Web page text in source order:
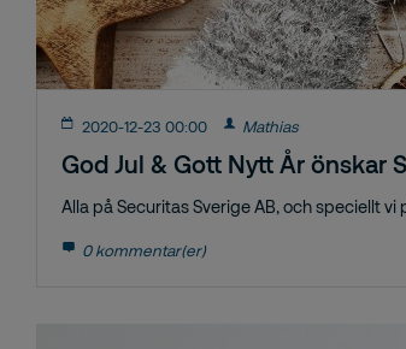
2020-12-23 00:00 Mathias
God Jul & Gott Nytt År önskar
Alla på Securitas Sverige AB, och speciellt vi
0 kommentar(er)